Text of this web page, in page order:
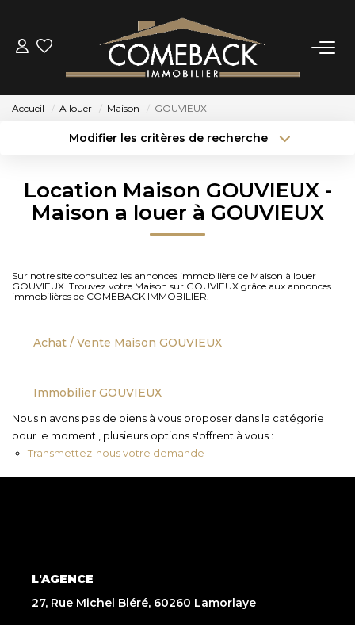
ACHETER
NOTRE AGENCE
BIENS VENDUS
Accueil A louer Maison GOUVIEUX
Modifier les critères de recherche
Sélectionnez...
Type de bien
Surface min
Créer une alerte
Location Maison GOUVIEUX -
Maison a louer à GOUVIEUX
Sur notre site consultez les annonces immobilière de Maison à louer
GOUVIEUX. Trouvez votre Maison sur GOUVIEUX grâce aux annonces
immobilières de COMEBACK IMMOBILIER.
Achat / Vente Maison GOUVIEUX
Immobilier GOUVIEUX
Nous n'avons pas de biens à vous proposer dans la catégorie
pour le moment , plusieurs options s'offrent à vous :
Transmettez-nous votre demande
L'AGENCE
27, Rue Michel Bléré, 60260 Lamorlaye